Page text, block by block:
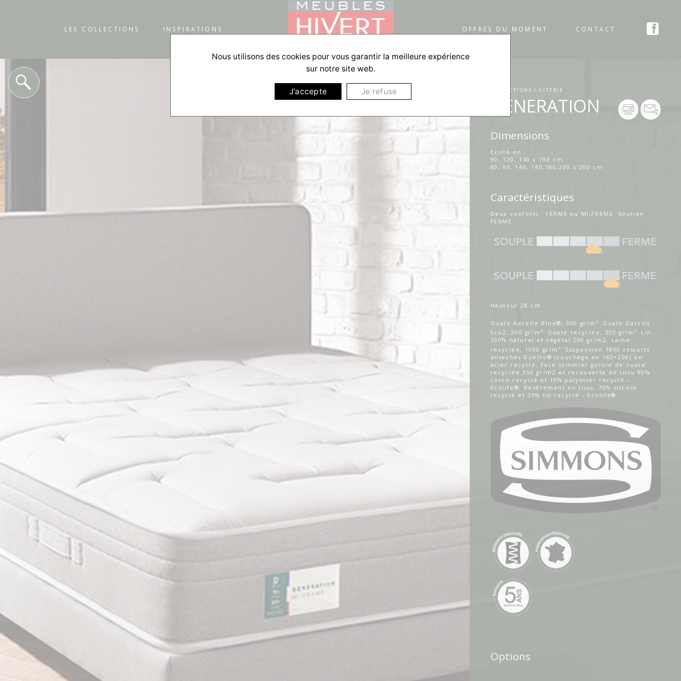
LES COLLECTIONS INSPIRATIONS OFFRES DU MOMENT CONTACT
COLLECTIONS / LITERIE
GENERATION
Dimensions
Existe en :
90, 120, 140 x 190 cm
80, 90, 140, 160,180,200 x 200 cm
Caractéristiques
Deux conforts : FERME ou MI-FERME. Soutien
FERME
Hauteur 28 cm
Ouate Aerelle Blue®, 300 gr/m 2.
Ouate Dacron
Eco 2 , 300 gr/m 2. Ouate recyclée, 350 gr/m 2. Lin,
100% naturel et végétal 200 gr/m2. Laine
recyclée, 1000 gr/m 2.
Suspension 1890 ressorts
ensachés Duetto® (couchage en 160×200) en
acier recyclé. Face sommier garnie de ouate
recyclée 350 gr/m2 et recouverte de tissu 90%
coton recyclé et 10% polyester recyclé –
Ecolife®. Revêtement en tissu, 70% viscose
recyclé et 30% lin recyclé – Ecolife®.
Options
Nous utilisons des cookies pour vous garantir la meilleure expérience
sur notre site web.
J'accepte Je refuse